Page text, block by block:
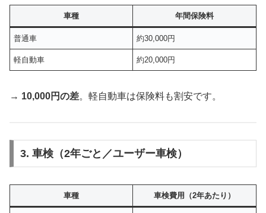
車種 年間保険料
普通車 約30,000円
軽自動車 約20,000円
→ 10,000円の差。軽自動車は保険料も割安です。
3. 車検（2年ごと／ユーザー車検）
車種 車検費用（2年あたり）